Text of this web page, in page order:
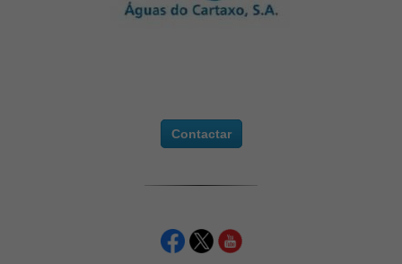
Contactar